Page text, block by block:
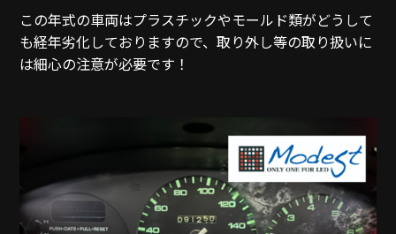
この年式の車両はプラスチックやモールド類がどうして
も経年劣化しておりますので、取り外し等の取り扱いに
は細心の注意が必要です！